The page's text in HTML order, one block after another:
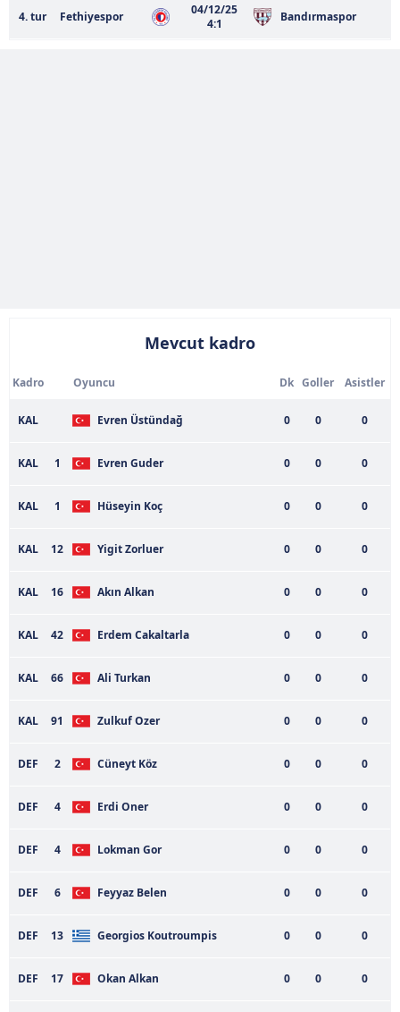
4. tur Fethiyespor
04/12/25
4:1
Bandırmaspor
Mevcut kadro
Kadro Oyuncu Dk Goller Asistler
KAL Evren Üstündağ 0 0 0
KAL 1 Evren Guder 0 0 0
KAL 1 Hüseyin Koç 0 0 0
KAL 12 Yigit Zorluer 0 0 0
KAL 16 Akın Alkan 0 0 0
KAL 42 Erdem Cakaltarla 0 0 0
KAL 66 Ali Turkan 0 0 0
KAL 91 Zulkuf Ozer 0 0 0
DEF 2 Cüneyt Köz 0 0 0
DEF 4 Erdi Oner 0 0 0
DEF 4 Lokman Gor 0 0 0
DEF 6 Feyyaz Belen 0 0 0
DEF 13 Georgios Koutroumpis 0 0 0
DEF 17 Okan Alkan 0 0 0